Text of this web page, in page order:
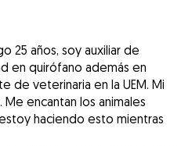
25 años, soy auxiliar de
en quirófano además en
de veterinaria en la UEM. Mi
encantan los animales
haciendo esto mientras